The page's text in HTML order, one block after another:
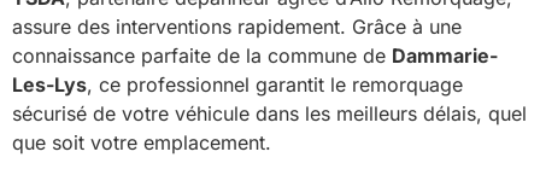
assure des interventions rapidement. Grâce à une
connaissance parfaite de la commune de Dammarie-
Les-Lys, ce professionnel garantit le remorquage
sécurisé de votre véhicule dans les meilleurs délais, quel
que soit votre emplacement.